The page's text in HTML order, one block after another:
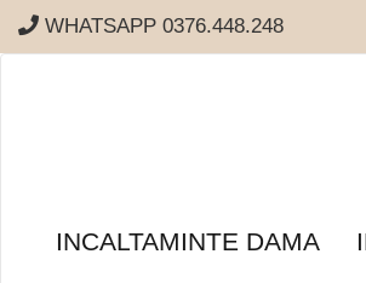
WHATSAPP 0376.448.248
INCALTAMINTE DAMA